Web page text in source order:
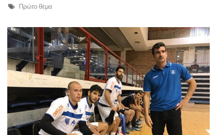
Πρώτο θέμα